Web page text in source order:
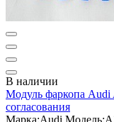
В наличии
Модуль фаркопа
согласования
Марка:Audi Модель: